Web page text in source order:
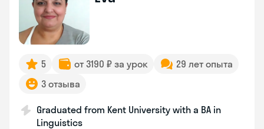
5 от 3190 ₽ за урок
29 лет опыта
3 отзыва
Graduated from Kent University with a BA in
Linguistics